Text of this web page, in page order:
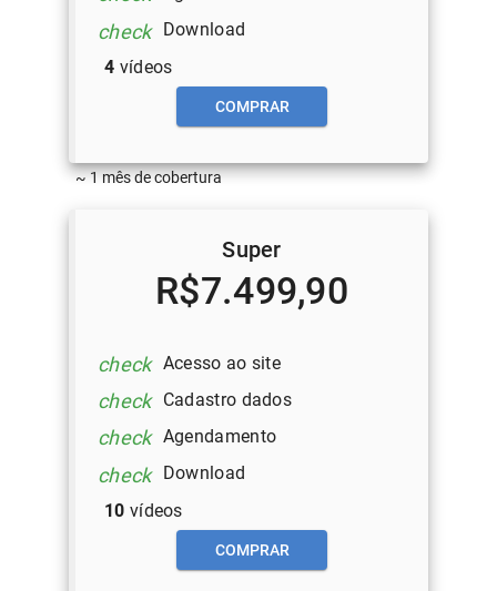
check
Download
4 vídeos
COMPRAR
~ 1 mês de cobertura
Super
R$7.499,90
check Acesso ao site
check Cadastro dados
check Agendamento
check
Download
10 vídeos
COMPRAR